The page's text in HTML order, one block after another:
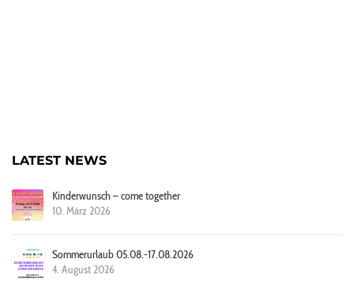
LATEST NEWS
Kinderwunsch – come together
10. März 2026
Sommerurlaub 05.08.-17.08.2026
4. August 2026